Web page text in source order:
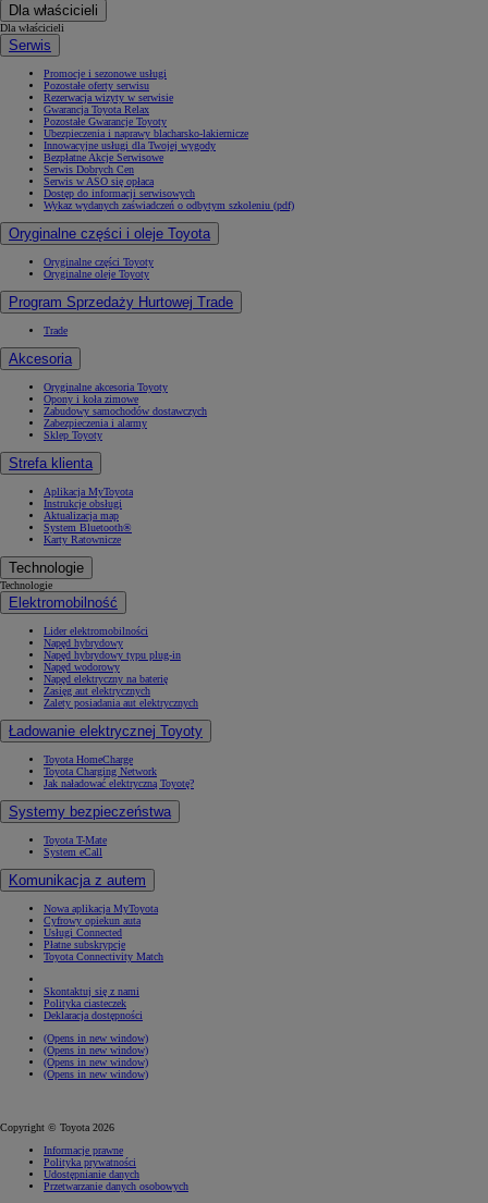
Dla właścicieli
Dla właścicieli
Serwis
Promocje i sezonowe usługi
Pozostałe oferty serwisu
Rezerwacja wizyty w serwisie
Gwarancja Toyota Relax
Pozostałe Gwarancje Toyoty
Ubezpieczenia i naprawy blacharsko-lakiernicze
Innowacyjne usługi dla Twojej wygody
Bezpłatne Akcje Serwisowe
Serwis Dobrych Cen
Serwis w ASO się opłaca
Dostęp do informacji serwisowych
Wykaz wydanych zaświadczeń o odbytym szkoleniu (pdf)
Oryginalne części i oleje Toyota
Oryginalne części Toyoty
Oryginalne oleje Toyoty
Program Sprzedaży Hurtowej Trade
Trade
Akcesoria
Oryginalne akcesoria Toyoty
Opony i koła zimowe
Zabudowy samochodów dostawczych
Zabezpieczenia i alarmy
Sklep Toyoty
Strefa klienta
Aplikacja MyToyota
Instrukcje obsługi
Aktualizacja map
System Bluetooth®
Karty Ratownicze
Technologie
Technologie
Elektromobilność
Lider elektromobilności
Napęd hybrydowy
Napęd hybrydowy typu plug-in
Napęd wodorowy
Napęd elektryczny na baterię
Zasięg aut elektrycznych
Zalety posiadania aut elektrycznych
Ładowanie elektrycznej Toyoty
Toyota HomeCharge
Toyota Charging Network
Jak naładować elektryczną Toyotę?
Systemy bezpieczeństwa
Toyota T-Mate
System eCall
Komunikacja z autem
Nowa aplikacja MyToyota
Cyfrowy opiekun auta
Usługi Connected
Płatne subskrypcje
Toyota Connectivity Match
Skontaktuj się z nami
Polityka ciasteczek
Deklaracja dostępności
(Opens in new window)
(Opens in new window)
(Opens in new window)
(Opens in new window)
Copyright © Toyota 2026
Informacje prawne
Polityka prywatności
Udostępnianie danych
Przetwarzanie danych osobowych